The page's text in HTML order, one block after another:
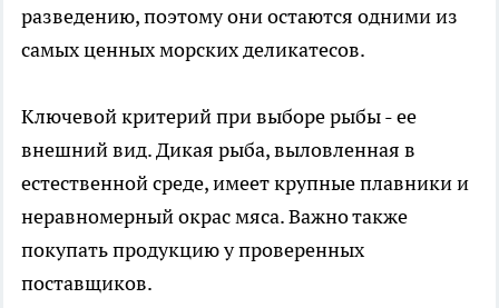
разведению, поэтому они остаются одними из
самых ценных морских деликатесов.
Ключевой критерий при выборе рыбы - ее
внешний вид. Дикая рыба, выловленная в
естественной среде, имеет крупные плавники и
неравномерный окрас мяса. Важно также
покупать продукцию у проверенных
поставщиков.